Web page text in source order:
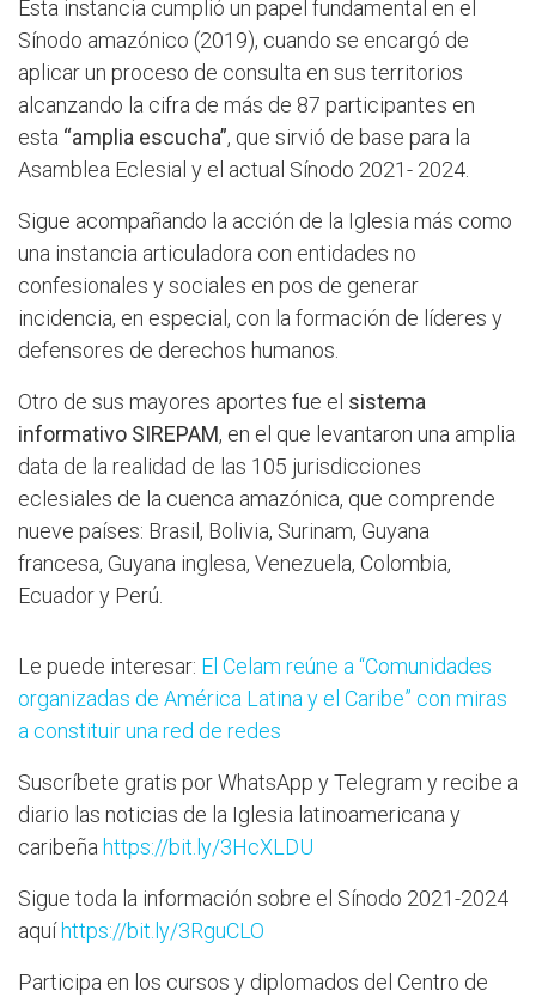
Esta instancia cumplió un papel fundamental en el
Sínodo amazónico (2019), cuando se encargó de
aplicar un proceso de consulta en sus territorios
alcanzando la cifra de más de 87 participantes en
esta “amplia escucha”, que sirvió de base para la
Asamblea Eclesial y el actual Sínodo 2021- 2024.
Sigue acompañando la acción de la Iglesia más como
una instancia articuladora con entidades no
confesionales y sociales en pos de generar
incidencia, en especial, con la formación de líderes y
defensores de derechos humanos.
Otro de sus mayores aportes fue el sistema
informativo SIREPAM, en el que levantaron una amplia
data de la realidad de las 105 jurisdicciones
eclesiales de la cuenca amazónica, que comprende
nueve países: Brasil, Bolivia, Surinam, Guyana
francesa, Guyana inglesa, Venezuela, Colombia,
Ecuador y Perú.
Le puede interesar: El Celam reúne a “Comunidades
organizadas de América Latina y el Caribe” con miras
a constituir una red de redes
Suscríbete gratis por WhatsApp y Telegram y recibe a
diario las noticias de la Iglesia latinoamericana y
caribeña https://bit.ly/3HcXLDU
Sigue toda la información sobre el Sínodo 2021-2024
aquí https://bit.ly/3RguCLO
Participa en los cursos y diplomados del Centro de